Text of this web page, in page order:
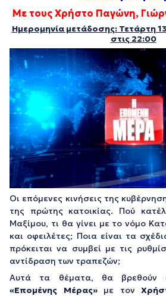
Με τους Χρήστο Παγώνη,
Ημερομηνία μετάδοσης: Τετάρτη
στις 22:00
Οι επόμενες κινήσεις της
της πρώτης κατοικίας. Πού
Μαξίμου, τι θα γίνει με το νόμο
και οφειλέτες; Ποια είναι τα
πρόκειται να συμβεί με τις
αντίδραση των τραπεζών;
Αυτά τα θέματα, θα βρεθούν
«Επομένης Μέρας»με τον